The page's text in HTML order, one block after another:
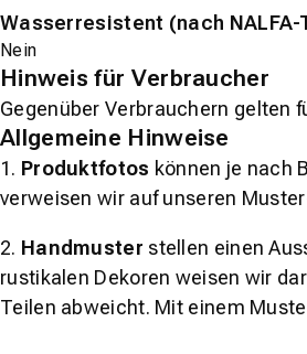
Wasserresistent (nach NALFA-
Nein
Hinweis für Verbraucher
Gegenüber Verbrauchern gelten
Allgemeine Hinweise
1. Produktfotos können je nach
verweisen wir auf unseren
2. Handmuster stellen einen
rustikalen Dekoren weisen wir
Teilen abweicht. Mit einem